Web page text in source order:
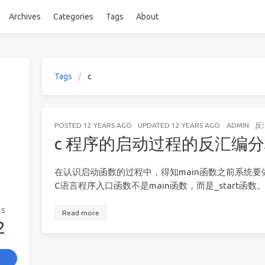
Archives Categories Tags About
Tags c
POSTED 12 YEARS AGO UPDATED 12 YEARS AGO ADMIN 反
c 程序的启动过程的反汇编
在认识启动函数的过程中，得知main函数之前系统
C语言程序入口函数不是main函数，而是_start函数
Read more